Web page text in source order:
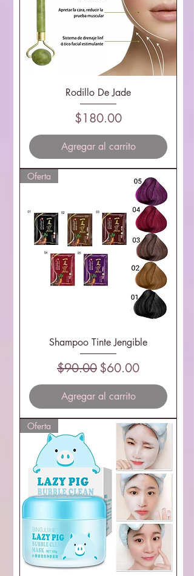
Rodillo De Jade
Precio
$180.00
Agregar al carrito
Oferta
Shampoo Tinte Jengible
Precio
$90.00Precio de oferta
$60.00
Agregar al carrito
Oferta